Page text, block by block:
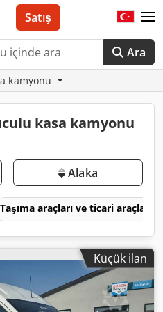
Ara
Satış
kamyonu
kasa kamyonu
Alaka
Taşıma araçları ve ticari araçlar
Küçük ilan